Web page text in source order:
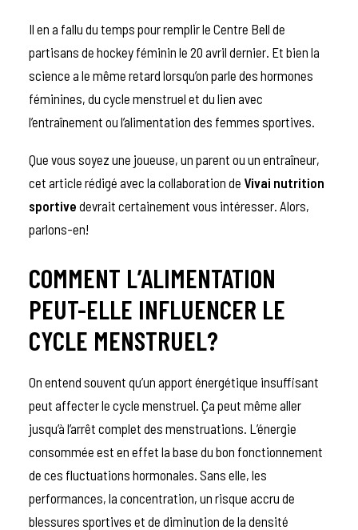
Il en a fallu du temps pour remplir le Centre Bell de
partisans de hockey féminin le 20 avril dernier. Et bien la
science a le même retard lorsqu’on parle des hormones
féminines, du cycle menstruel et du lien avec
l’entraînement ou l’alimentation des femmes sportives.
Que vous soyez une joueuse, un parent ou un entraîneur,
cet article rédigé avec la collaboration de Vivai nutrition
sportive devrait certainement vous intéresser. Alors,
parlons-en!
COMMENT L’ALIMENTATION
PEUT-ELLE INFLUENCER LE
CYCLE MENSTRUEL?
On entend souvent qu’un apport énergétique insuffisant
peut affecter le cycle menstruel. Ça peut même aller
jusqu’à l’arrêt complet des menstruations. L’énergie
consommée est en effet la base du bon fonctionnement
de ces fluctuations hormonales. Sans elle, les
performances, la concentration, un risque accru de
blessures sportives et de diminution de la densité